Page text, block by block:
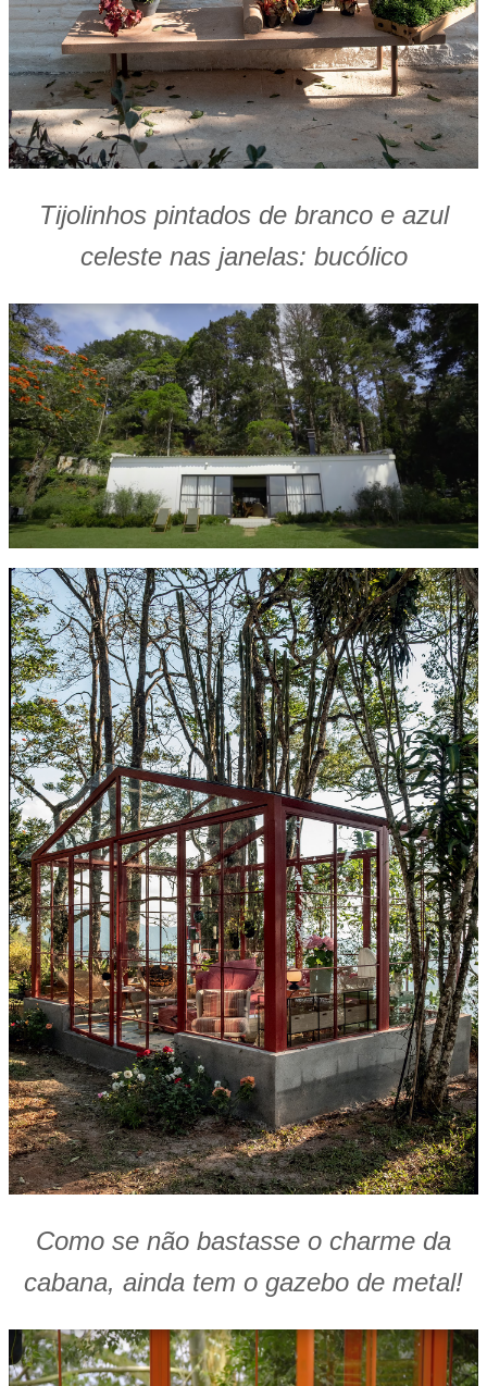
Tijolinhos pintados de branco e azul
celeste nas janelas: bucólico
Como se não bastasse o charme da
cabana, ainda tem o gazebo de metal!